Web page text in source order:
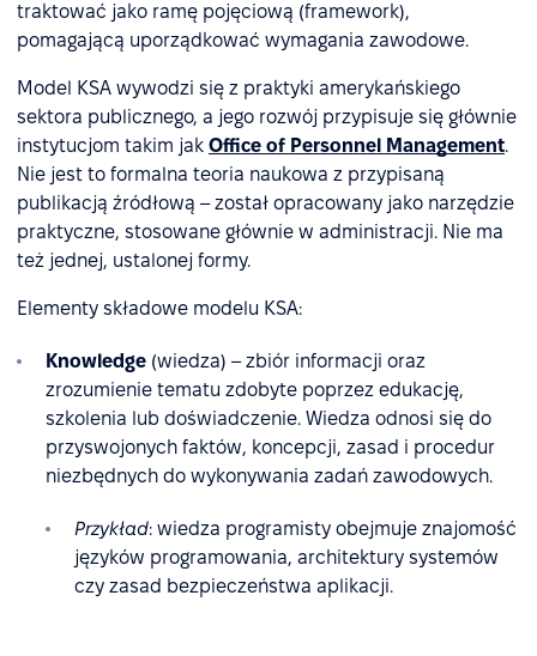
traktować jako ramę pojęciową (framework),
pomagającą uporządkować wymagania zawodowe.
Model KSA wywodzi się z praktyki amerykańskiego
sektora publicznego, a jego rozwój przypisuje się głównie
instytucjom takim jak Office of Personnel Management.
Nie jest to formalna teoria naukowa z przypisaną
publikacją źródłową – został opracowany jako narzędzie
praktyczne, stosowane głównie w administracji. Nie ma
też jednej, ustalonej formy.
Elementy składowe modelu KSA:
Knowledge (wiedza) – zbiór informacji oraz
zrozumienie tematu zdobyte poprzez edukację,
szkolenia lub doświadczenie. Wiedza odnosi się do
przyswojonych faktów, koncepcji, zasad i procedur
niezbędnych do wykonywania zadań zawodowych.
Przykład: wiedza programisty obejmuje znajomość
języków programowania, architektury systemów
czy zasad bezpieczeństwa aplikacji.